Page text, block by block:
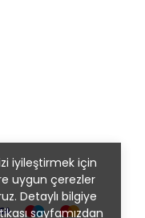
iyileştirmek için
uygun çerezler
Detaylı bilgiye
sayfamızdan